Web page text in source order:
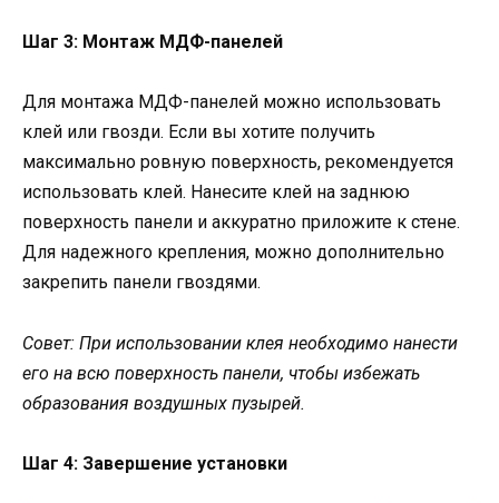
Шаг 3: Монтаж МДФ-панелей
Для монтажа МДФ-панелей можно использовать
клей или гвозди. Если вы хотите получить
максимально ровную поверхность, рекомендуется
использовать клей. Нанесите клей на заднюю
поверхность панели и аккуратно приложите к стене.
Для надежного крепления, можно дополнительно
закрепить панели гвоздями.
Совет: При использовании клея необходимо нанести
его на всю поверхность панели, чтобы избежать
образования воздушных пузырей.
Шаг 4: Завершение установки